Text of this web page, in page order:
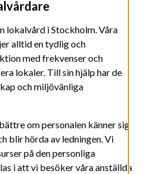
lokalvård i Stockholm. Våra
alltid en tydlig och
med frekvenser och
lokaler. Till sin hjälp har de
och miljövänliga
om personalen känner sig
blir hörda av ledningen. Vi
på den personliga
i att vi besöker våra anställda